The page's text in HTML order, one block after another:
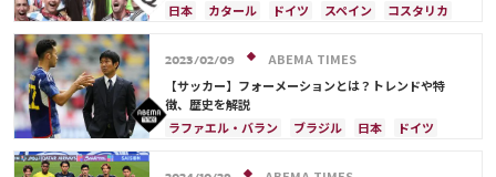
を受賞
日本 カタール ドイツ スペイン
コスタリカ
2023/02/09
ABEMA TIMES
【サッカー】フォーメーションとは？トレンドや特
徴、歴史を解説
ラファエル・バラン
ブラジル 日本
ドイツ
スイス
オランダ ポーランド